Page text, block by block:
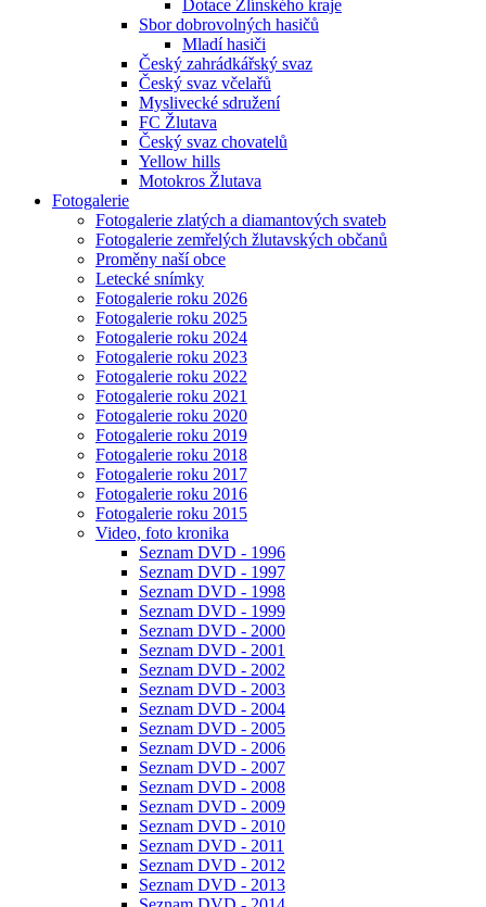
Dotace Zlínského kraje
Sbor dobrovolných hasičů
Mladí hasiči
Český zahrádkářský svaz
Český svaz včelařů
Myslivecké sdružení
FC Žlutava
Český svaz chovatelů
Yellow hills
Motokros Žlutava
Fotogalerie
Fotogalerie zlatých a diamantových svateb
Fotogalerie zemřelých žlutavských občanů
Proměny naší obce
Letecké snímky
Fotogalerie roku 2026
Fotogalerie roku 2025
Fotogalerie roku 2024
Fotogalerie roku 2023
Fotogalerie roku 2022
Fotogalerie roku 2021
Fotogalerie roku 2020
Fotogalerie roku 2019
Fotogalerie roku 2018
Fotogalerie roku 2017
Fotogalerie roku 2016
Fotogalerie roku 2015
Video, foto kronika
Seznam DVD - 1996
Seznam DVD - 1997
Seznam DVD - 1998
Seznam DVD - 1999
Seznam DVD - 2000
Seznam DVD - 2001
Seznam DVD - 2002
Seznam DVD - 2003
Seznam DVD - 2004
Seznam DVD - 2005
Seznam DVD - 2006
Seznam DVD - 2007
Seznam DVD - 2008
Seznam DVD - 2009
Seznam DVD - 2010
Seznam DVD - 2011
Seznam DVD - 2012
Seznam DVD - 2013